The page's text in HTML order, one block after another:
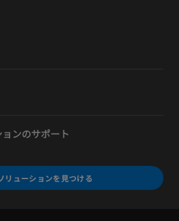
ンのサポート
リューションを見つける